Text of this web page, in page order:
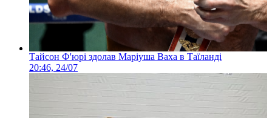
Тайсон Ф'юрі здолав Маріуша Ваха в Таїланді
20:46, 24/07